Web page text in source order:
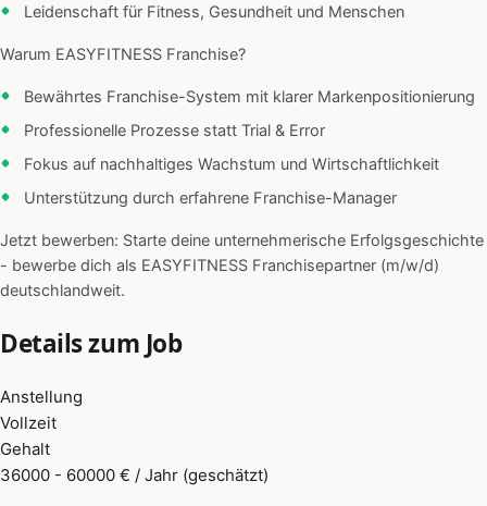
Leidenschaft für Fitness, Gesundheit und Menschen
Warum EASYFITNESS Franchise?
Bewährtes Franchise-System mit klarer Markenpositionierung
Professionelle Prozesse statt Trial & Error
Fokus auf nachhaltiges Wachstum und Wirtschaftlichkeit
Unterstützung durch erfahrene Franchise-Manager
Jetzt bewerben: Starte deine unternehmerische Erfolgsgeschichte
- bewerbe dich als EASYFITNESS Franchisepartner (m/w/d)
deutschlandweit.
Details zum Job
Anstellung
Vollzeit
Gehalt
36000 - 60000 € / Jahr (geschätzt)